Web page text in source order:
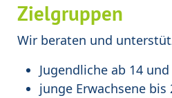
Zielgruppen
Wir beraten und
Jugendliche ab 14 und
junge Erwachsene bis